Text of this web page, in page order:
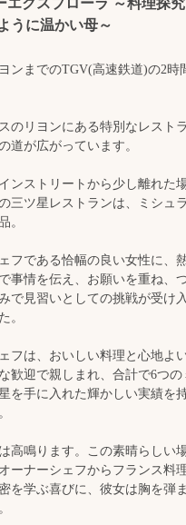
エクスプローラ ～料理探究
うに温かい母～
ンまでのTGV(高速鉄道)の2時
のリヨンにある特別なレストラ
道が広がっています。
ンストリートから少し離れた
三ツ星レストランは、ミシュラ
。
フである恰幅の良い女性に、
事情を伝え、お願いを重ね、
で見習いとしての挑戦が受け入
。
フは、おいしい料理と心地よ
歓迎で親しまれ、合計で6つの
を手に入れた輝かしい実績を
高鳴ります。この素晴らしい
ーナーシェフからフランス料
を学ぶ喜びに、彼女は胸を弾ま